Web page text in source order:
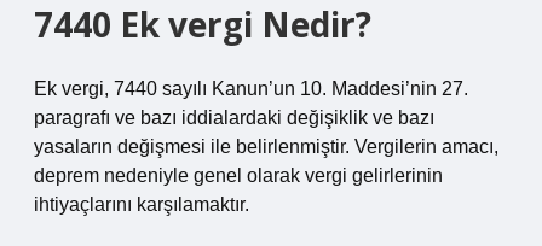
7440 Ek vergi Nedir?
Ek vergi, 7440 sayılı Kanun’un 10. Maddesi’nin 27.
paragrafı ve bazı iddialardaki değişiklik ve bazı
yasaların değişmesi ile belirlenmiştir. Vergilerin amacı,
deprem nedeniyle genel olarak vergi gelirlerinin
ihtiyaçlarını karşılamaktır.